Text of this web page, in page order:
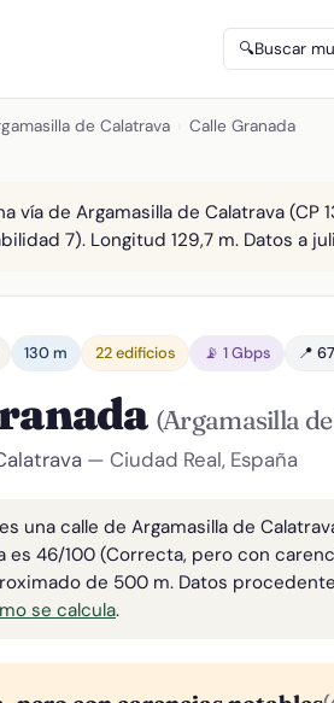
🔍Buscar
de Calatrava Calle Granada
vía de Argamasilla de Calatrava
7). Longitud 129,7 m. Datos a
130 m 22 edificios 📡 1 Gbps 📍
(Argamasilla
— Ciudad Real, España
una calle de Argamasilla de
es 46/100 (Correcta, pero con
de 500 m. Datos
se calcula.